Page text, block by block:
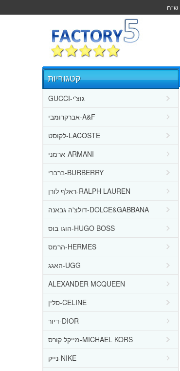
קטגוריות
GUCCI-גוצ'י
אברקרומבי-A&F
לקוסט-LACOSTE
ארמני-ARMANI
ברברי-BURBERRY
ראלף לורן-RALPH LAUREN
דולצ'ה גבאנה-DOLCE&GABBANA
הוגו בוס-HUGO BOSS
הרמס-HERMES
האגג-UGG
ALEXANDER MCQUEEN
סלין-CELINE
דיור-DIOR
מייקל קורס-MICHAEL KORS
נייק-NIKE